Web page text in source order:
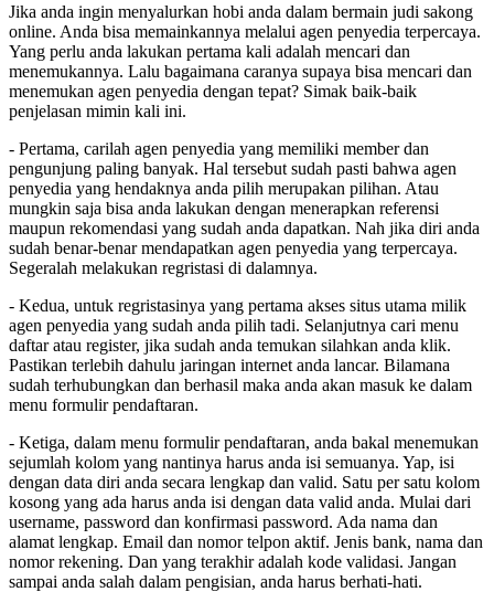
Jika anda ingin menyalurkan hobi anda dalam bermain judi sakong
online. Anda bisa memainkannya melalui agen penyedia terpercaya.
Yang perlu anda lakukan pertama kali adalah mencari dan
menemukannya. Lalu bagaimana caranya supaya bisa mencari dan
menemukan agen penyedia dengan tepat? Simak baik-baik
penjelasan mimin kali ini.
- Pertama, carilah agen penyedia yang memiliki member dan
pengunjung paling banyak. Hal tersebut sudah pasti bahwa agen
penyedia yang hendaknya anda pilih merupakan pilihan. Atau
mungkin saja bisa anda lakukan dengan menerapkan referensi
maupun rekomendasi yang sudah anda dapatkan. Nah jika diri anda
sudah benar-benar mendapatkan agen penyedia yang terpercaya.
Segeralah melakukan regristasi di dalamnya.
- Kedua, untuk regristasinya yang pertama akses situs utama milik
agen penyedia yang sudah anda pilih tadi. Selanjutnya cari menu
daftar atau register, jika sudah anda temukan silahkan anda klik.
Pastikan terlebih dahulu jaringan internet anda lancar. Bilamana
sudah terhubungkan dan berhasil maka anda akan masuk ke dalam
menu formulir pendaftaran.
- Ketiga, dalam menu formulir pendaftaran, anda bakal menemukan
sejumlah kolom yang nantinya harus anda isi semuanya. Yap, isi
dengan data diri anda secara lengkap dan valid. Satu per satu kolom
kosong yang ada harus anda isi dengan data valid anda. Mulai dari
username, password dan konfirmasi password. Ada nama dan
alamat lengkap. Email dan nomor telpon aktif. Jenis bank, nama dan
nomor rekening. Dan yang terakhir adalah kode validasi. Jangan
sampai anda salah dalam pengisian, anda harus berhati-hati.